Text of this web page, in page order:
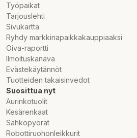
Työpaikat
Tarjouslehti
Sivukartta
Ryhdy markkinapaikkakauppiaaksi
Oiva-raportti
Ilmoituskanava
Evästekäytännöt
Tuotteiden takaisinvedot
Suosittua nyt
Aurinkotuolit
Kesärenkaat
Sähköpyörät
Robottiruohonleikkurit